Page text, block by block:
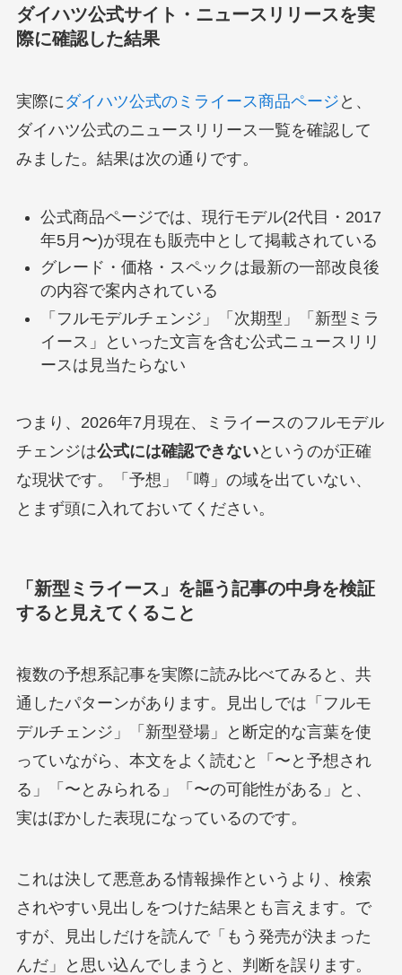
ダイハツ公式サイト・ニュースリリースを実
際に確認した結果
実際に ダイハツ公式のミライース商品ページ と、
ダイハツ公式のニュースリリース一覧を確認して
みました。結果は次の通りです。
公式商品ページでは、現行モデル(2代目・2017
年5月〜)が現在も販売中として掲載されている
グレード・価格・スペックは最新の一部改良後
の内容で案内されている
「フルモデルチェンジ」「次期型」「新型ミラ
イース」といった文言を含む公式ニュースリリ
ースは見当たらない
つまり、2026年7月現在、ミライースのフルモデル
チェンジは公式には確認できないというのが正確
な現状です。「予想」「噂」の域を出ていない、
とまず頭に入れておいてください。
「新型ミライース」を謳う記事の中身を検証
すると見えてくること
複数の予想系記事を実際に読み比べてみると、共
通したパターンがあります。見出しでは「フルモ
デルチェンジ」「新型登場」と断定的な言葉を使
っていながら、本文をよく読むと「〜と予想され
る」「〜とみられる」「〜の可能性がある」と、
実はぼかした表現になっているのです。
これは決して悪意ある情報操作というより、検索
されやすい見出しをつけた結果とも言えます。で
すが、見出しだけを読んで「もう発売が決まった
んだ」と思い込んでしまうと、判断を誤ります。